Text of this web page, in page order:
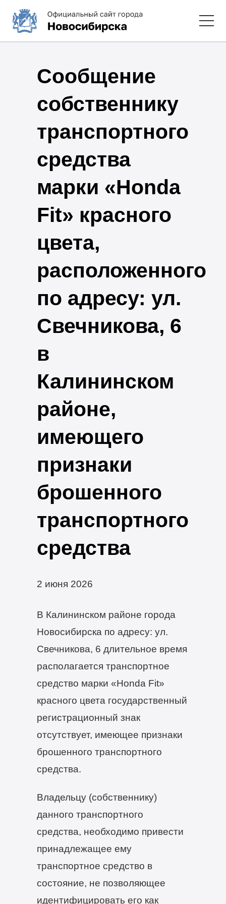
Сообщение
собственнику
транспортного
средства
марки «Honda
Fit» красного
цвета,
расположенного
по адресу: ул.
Свечникова, 6
в
Калининском
районе,
имеющего
признаки
брошенного
транспортного
средства
2 июня 2026
В Калининском районе города
Новосибирска по адресу: ул.
Свечникова, 6 длительное время
располагается транспортное
средство марки «Honda Fit»
красного цвета государственный
регистрационный знак
отсутствует, имеющее признаки
брошенного транспортного
средства.
Владельцу (собственнику)
данного транспортного
средства, необходимо привести
принадлежащее ему
транспортное средство в
состояние, не позволяющее
идентифицировать его как